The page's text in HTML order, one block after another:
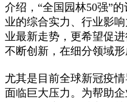
介绍，“全国园林50强”
业的综合实力、行业影
业最新走势，更希望促
不断创新，在细分领域形
尤其是目前全球新冠疫
面临巨大压力。为帮助